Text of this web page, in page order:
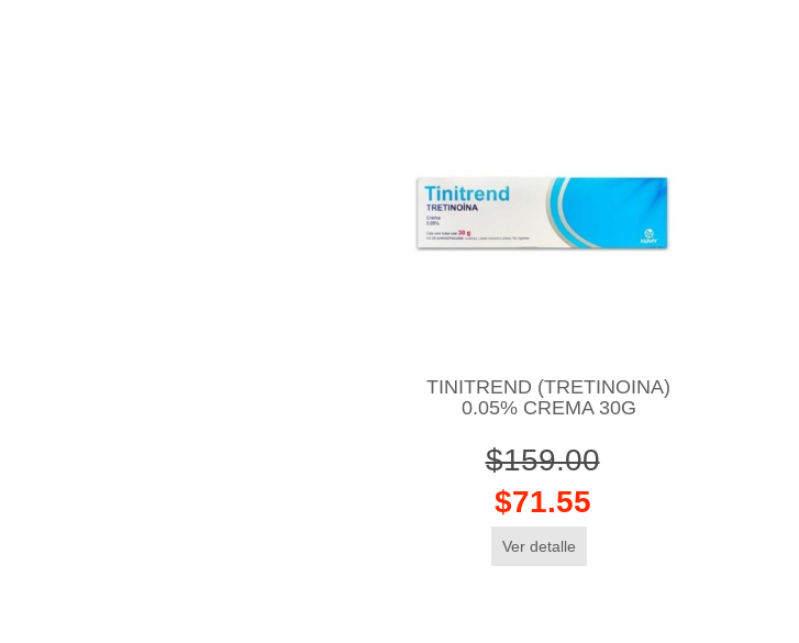
TINITREND (TRETINOINA)
0.05% CREMA 30G
$159.00
$71.55
Ver detalle